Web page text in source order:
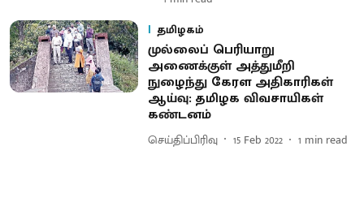
தமிழகம்
முல்லைப் பெரியாறு
அணைக்குள் அத்துமீறி
நுழைந்து கேரள அதிகாரிகள்
ஆய்வு: தமிழக விவசாயிகள்
கண்டனம்
செய்திப்பிரிவு 15 Feb 2022 1 min read